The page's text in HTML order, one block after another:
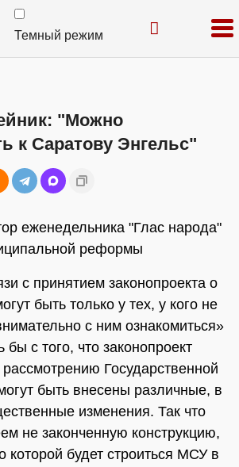
Темный режим
"Можно
к Саратову Энгельс"
еженедельника "Глас народа"
реформы
с принятием законопроекта о
быть только у тех, у кого не
с ним ознакомиться»
бы с того, что законопроект
рассмотрению Государственной
быть внесены различные, в
изменения. Так что
не законченную конструкцию,
которой будет строиться МСУ в